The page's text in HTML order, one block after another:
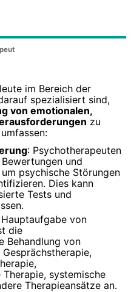
im Bereich der
spezialisiert sind,
von emotionalen,
zu
: Psychotherapeuten
und
psychische Störungen
Dies kann
Tests und
von
die
Behandlung von
systemische
Therapieansätze an.